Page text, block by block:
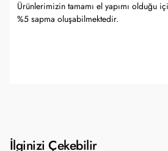
Ürünlerimizin tamamı el yapımı olduğu
%5 sapma oluşabilmektedir.
İlginizi Çekebilir